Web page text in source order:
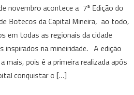
reforça
iniciativas
gastronômicas
que
fazem
Belo
novembro acontece a 7ª Edição do
Botecos da Capital Mineira, ao todo,
em todas as regionais da cidade
inspirados na mineiridade. A edição
mais, pois é a primeira realizada após
conquistar o […]